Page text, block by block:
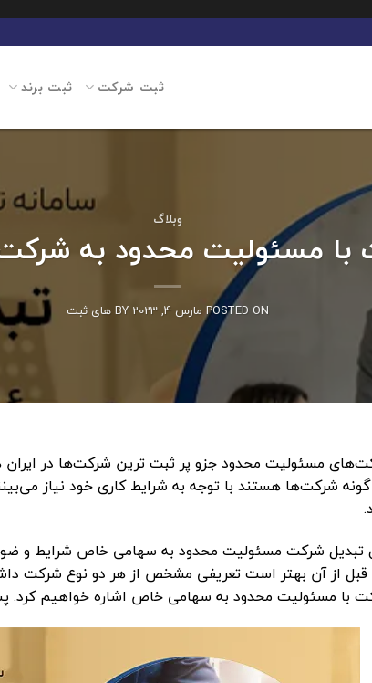
ثبت شرکت ثبت برند
وبلاگ
با مسئولیت محدود به
POSTED ON مارس 4, 2023 های ثبت
مسئولیت محدود جزو پر ثبت ترین شرکت‌ها در
شرکت‌ها هستند با توجه به شرایط کاری خود نیاز
تبدیل شرکت مسئولیت محدود به سهامی خاص شرایط و
قبل از آن بهتر است تعریفی مشخص از هر دو نوع شرکت
با مسئولیت محدود به سهامی خاص اشاره خواهیم کرد.